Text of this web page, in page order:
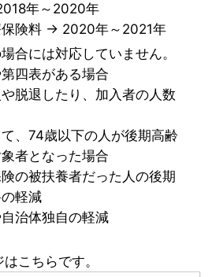
年～2020年
保険料 → 2020年～2021年
合には対応していません。
四表がある場合
脱退したり、加入者の人数
て、74歳以下の人が後期高齢
者となった場合
の被扶養者だった人の後期
軽減
治体独自の軽減
こちらです。